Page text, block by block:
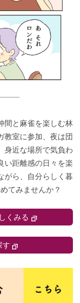
間と麻雀を楽しむ林
教室に参加、夜は団
身近な場所で気負わ
い距離感の日々を楽
がら、自分らしく暮
てみませんか？
くみる
す